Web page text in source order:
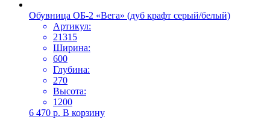
Обувница ОБ-2 «Вега» (дуб крафт серый/белый)
Артикул:
21315
Ширина:
600
Глубина:
270
Высота:
1200
6 470 р. В корзину